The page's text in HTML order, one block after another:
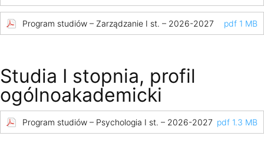
Program studiów – Zarządzanie I st. – 2026-2027 pdf 1 MB
Studia I stopnia, profil
ogólnoakademicki
Program studiów – Psychologia I st. – 2026-2027 pdf 1.3 MB